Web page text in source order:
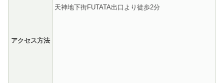
アクセス方法
天神地下街FUTATA出口より徒歩2分